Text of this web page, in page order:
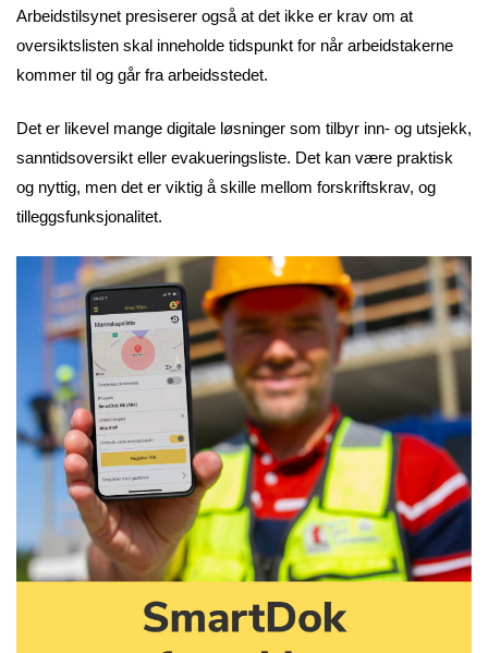
Arbeidstilsynet presiserer også at det ikke er krav om at
oversiktslisten skal inneholde tidspunkt for når arbeidstakerne
kommer til og går fra arbeidsstedet.
Det er likevel mange digitale løsninger som tilbyr inn- og utsjekk,
sanntidsoversikt eller evakueringsliste. Det kan være praktisk
og nyttig, men det er viktig å skille mellom forskriftskrav, og
tilleggsfunksjonalitet.